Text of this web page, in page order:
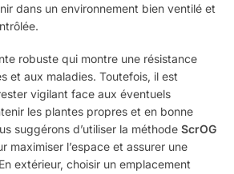
dans un environnement bien ventilé et
robuste qui montre une résistance
et aux maladies. Toutefois, il est
vigilant face aux éventuels
les plantes propres et en bonne
suggérons d’utiliser la méthode ScrOG
maximiser l’espace et assurer une
extérieur, choisir un emplacement